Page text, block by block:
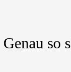
Genau so